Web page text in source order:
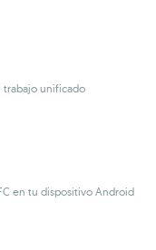
trabajo unificado
en tu dispositivo Android